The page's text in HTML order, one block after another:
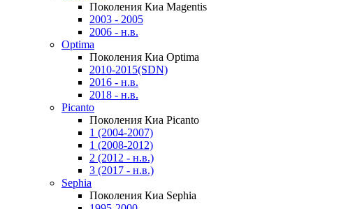
Поколения Киа Magentis
2003 - 2005
2006 - н.в.
Optima
Поколения Киа Optima
2010-2015(SDN)
2016 - н.в.
2018 - н.в.
Picanto
Поколения Киа Picanto
1 (2004-2007)
1 (2008-2012)
2 (2012 - н.в.)
3 (2017 - н.в.)
Sephia
Поколения Киа Sephia